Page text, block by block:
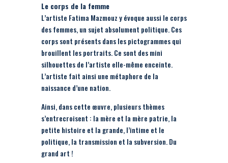
Le corps de la femme
L’artiste Fatima Mazmouz y évoque aussi le corps
des femmes, un sujet absolument politique. Ces
corps sont présents dans les pictogrammes qui
brouillent les portraits. Ce sont des mini
silhouettes de l’artiste elle-même enceinte.
L’artiste fait ainsi une métaphore de la
naissance d’une nation.
Ainsi, dans cette œuvre, plusieurs thèmes
s’entrecroisent : la mère et la mère patrie, la
petite histoire et la grande, l’intime et le
politique, la transmission et la subversion. Du
grand art !